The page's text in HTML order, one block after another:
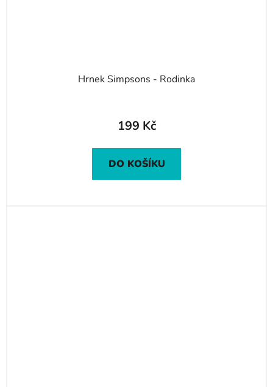
Hrnek Simpsons - Rodinka
hodnocení
je
5,0
199 Kč
DO KOŠÍKU